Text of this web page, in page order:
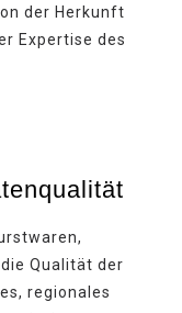
der Herkunft
Expertise des
Qualität der
regionales